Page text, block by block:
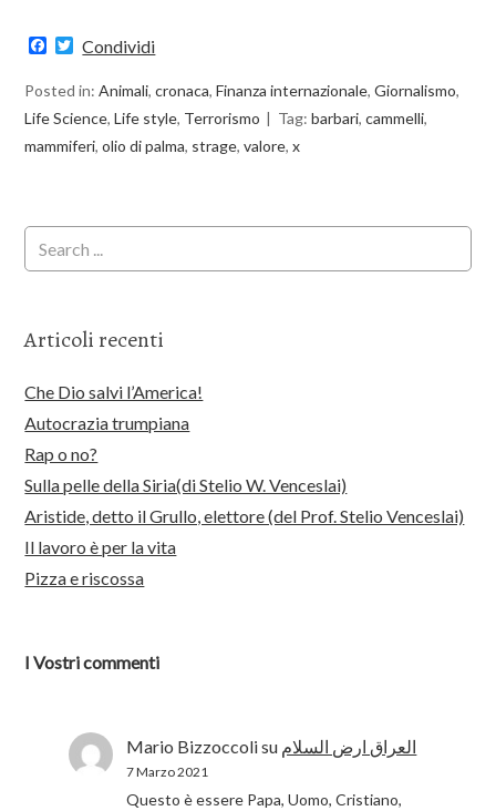
Facebook
Twitter
Condividi
Posted in:Animali,cronaca,Finanza internazionale,Giornalismo,
Life Science,Life style, Terrorismo Tag:barbari,cammelli,
mammiferi,olio di palma, strage,valore,x
Articoli recenti
Che Dio salvi l’America!
Autocrazia trumpiana
Rap o no?
Sulla pelle della Siria(di Stelio W. Venceslai)
Aristide, detto il Grullo, elettore (del Prof. Stelio Venceslai)
Il lavoro è per la vita
Pizza e riscossa
I Vostri commenti
Mario Bizzoccolisu العراق ارض السلام
7 Marzo 2021
Questo è essere Papa, Uomo, Cristiano,